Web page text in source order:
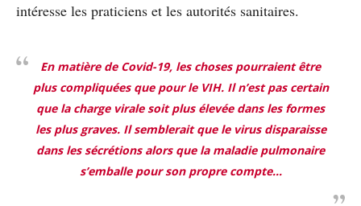
intéresse les praticiens et les autorités sanitaires.
En matière de Covid-19, les choses pourraient être
plus compliquées que pour le VIH. Il n’est pas certain
que la charge virale soit plus élevée dans les formes
les plus graves. Il semblerait que le virus disparaisse
dans les sécrétions alors que la maladie pulmonaire
s’emballe pour son propre compte…